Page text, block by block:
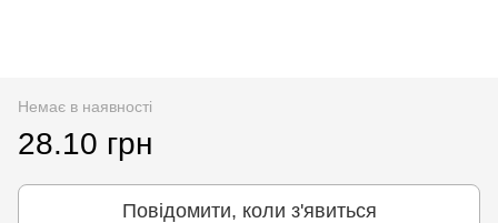
Немає в наявності
28.10 грн
Повідомити, коли з'явиться